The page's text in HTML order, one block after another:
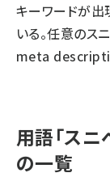
キーワードが出
いる。任意のス
meta
用語「スニ
の一覧